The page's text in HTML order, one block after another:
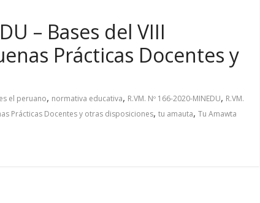
– Bases del VIII
Prácticas Docentes y
el peruano, normativa educativa, R.VM. Nº 166-2020-MINEDU, R.VM.
Prácticas Docentes y otras disposiciones, tu amauta, Tu Amawta